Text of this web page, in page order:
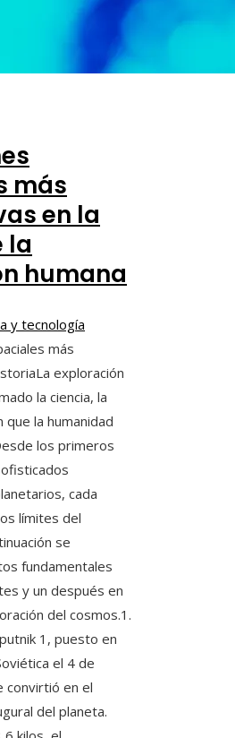
más
en la
la
humana
y tecnología
más
exploración
la ciencia, la
que la humanidad
los primeros
cada
límites del
se
fundamentales
y un después en
del cosmos.1.
1, puesto en
el 4 de
convirtió en el
del planeta.